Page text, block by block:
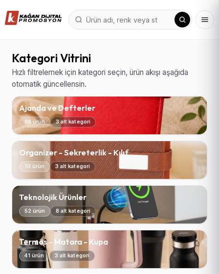
Kategori Vitrini
Hızlı filtrelemek için kategori seçin, ürün akışı aşağıda
otomatik güncellensin.
Ajanda ve Defterler
66 ürün 3 alt kategori
Organizer - Sekreterlik - Kılıf
10 ürün 3 alt kategori
Teknolojik Ürünler
52 ürün 8 alt kategori
Termos - Matara - Kupa
41 ürün 3 alt kategori